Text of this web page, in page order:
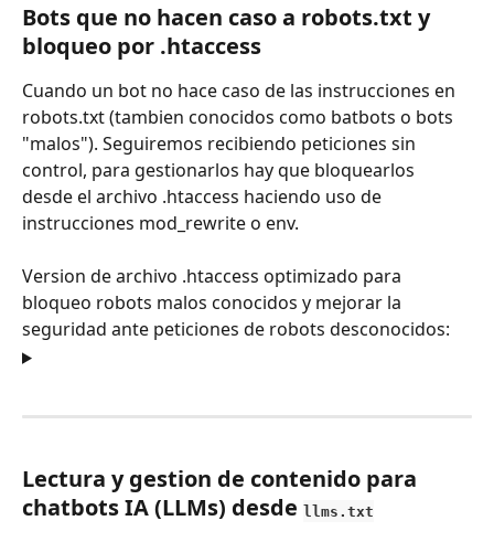
Bots que no hacen caso a robots.txt y
bloqueo por .htaccess
Cuando un bot no hace caso de las instrucciones en
robots.txt (tambien conocidos como batbots o bots
"malos"). Seguiremos recibiendo peticiones sin
control, para gestionarlos hay que bloquearlos
desde el archivo .htaccess haciendo uso de
instrucciones mod_rewrite o env.
Version de archivo .htaccess optimizado para
bloqueo robots malos conocidos y mejorar la
seguridad ante peticiones de robots desconocidos:
Lectura y gestion de contenido para
chatbots IA (LLMs) desde llms.txt